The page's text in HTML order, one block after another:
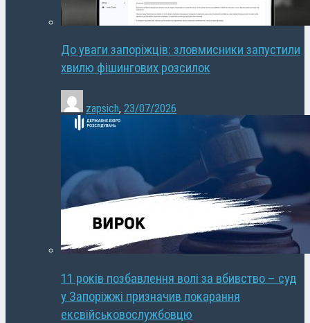
До уваги запоріжців: зловмисники запустили
хвилю фішингових розсилок
zapsich, 23/07/2026
11 років позбавлення волі за вбивство – суд
у Запоріжжі призначив покарання
ексвійськовослужбовцю